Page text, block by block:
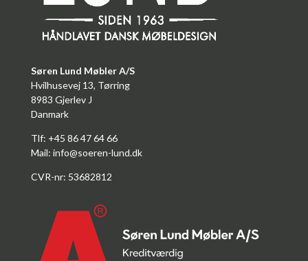
Søren Lund Møbler A/S
Hvilhusevej 13, Tørring
8983 Gjerlev J
Danmark
Tlf: +45 86 47 64 66
Mail: info@soeren-lund.dk
CVR-nr: 53682812